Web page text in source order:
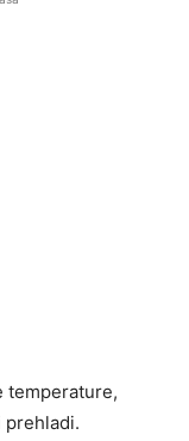
temperature,
prehladi.